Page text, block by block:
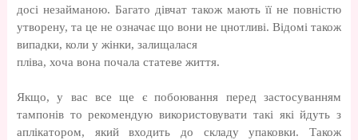
досі незайманою. Багато дівчат також мають її не повністю
утворену, та це не означає що вони не цнотливі. Відомі також
випадки, коли у жінки, залищалася
пліва, хоча вона почала статеве життя.
Якщо, у вас все ще є побоювання перед застосуванням
тампонів то рекомендую використовувати такі які йдуть з
аплікатором, який входить до складу упаковки. Також